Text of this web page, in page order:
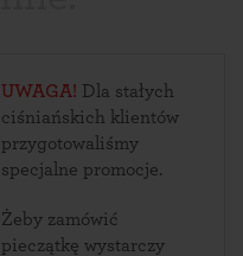
UWAGA! Dla stałych
ciśniańskich klientów
przygotowaliśmy
specjalne promocje.
Żeby zamówić
pieczątkę wystarczy